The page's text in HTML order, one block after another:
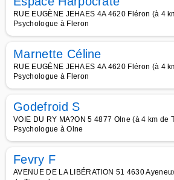
RUE EUGÈNE JEHAES 4A 4620 Fléron (à 4
Psychologue à Fleron
Marnette Céline
RUE EUGÈNE JEHAES 4A 4620 Fléron (à 4
Psychologue à Fleron
Godefroid S
VOIE DU RY MA?ON 5 4877 Olne (à 4 km de
Psychologue à Olne
Fevry F
AVENUE DE LA LIBÉRATION 51 4630